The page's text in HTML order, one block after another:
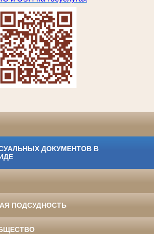
ДОКУМЕНТОВ В
ПОДСУДНОСТЬ